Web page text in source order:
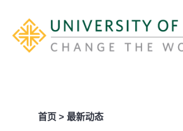
首页 > 最新动态